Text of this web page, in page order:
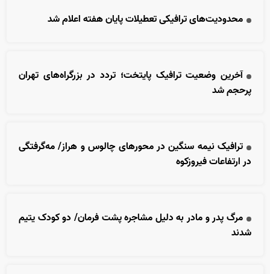
محدودیت‌های ترافیکی تعطیلات پایان هفته اعلام شد
آخرین وضعیت ترافیک پایتخت؛ تردد در بزرگراه‌های تهران
پرحجم شد
ترافیک نیمه سنگین در محور‌های چالوس و هراز/ مه‌گرفتگی
در ارتفاعات فیروزکوه
مرگ پدر و مادر به دلیل مشاجره پشت فرمان/ دو کودک یتیم
شدند